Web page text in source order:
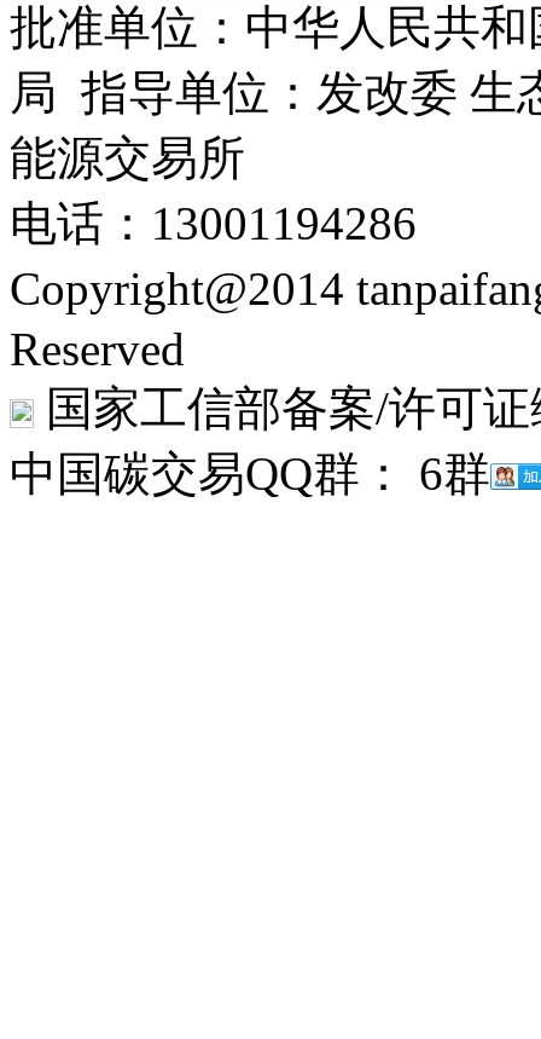
批准单位：中华人民共
局 指导单位：发改委 生
能源交易所
电话：13001194286
Copyright@2014
Reserved
国家工信部备案/许可
中国碳交易QQ群： 6群